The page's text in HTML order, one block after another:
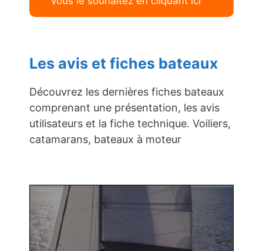
Les avis et fiches bateaux
Découvrez les dernières fiches bateaux
comprenant une présentation, les avis
utilisateurs et la fiche technique. Voiliers,
catamarans, bateaux à moteur